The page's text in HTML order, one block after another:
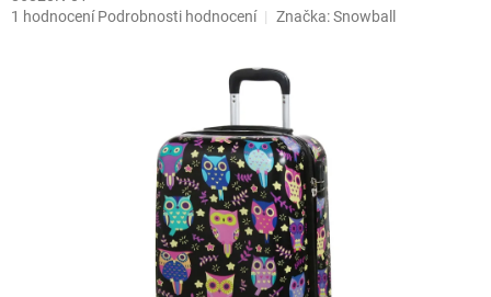
Průměrné
1 hodnocení Podrobnosti hodnocení Značka:Snowball